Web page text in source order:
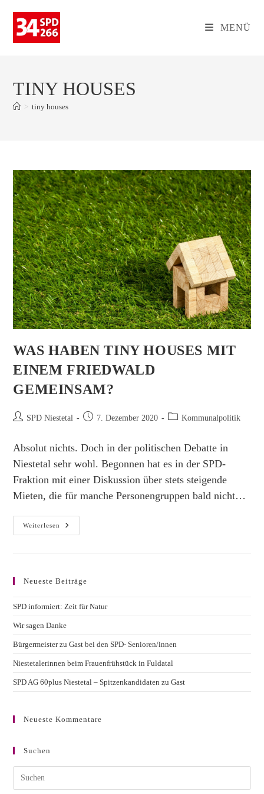
Inhalt
springen
MENÜ
TINY HOUSES
> tiny houses
WAS HABEN TINY HOUSES MIT
EINEM FRIEDWALD
GEMEINSAM?
Beitrags-SPD Niestetal
Beitrag7. Dezember 2020
Beitrags-
Kommunalpolitik
Absolut nichts. Doch in der politischen Debatte in
Niestetal sehr wohl. Begonnen hat es in der SPD-
Fraktion mit einer Diskussion über stets steigende
Mieten, die für manche Personengruppen bald nicht…
Weiterlesen
Was
Haben
Gemeinsam?
Neueste Beiträge
SPD informiert: Zeit für Natur
Wir sagen Danke
Bürgermeister zu Gast bei den SPD- Senioren/innen
Niestetalerinnen beim Frauenfrühstück in Fuldatal
SPD AG 60plus Niestetal – Spitzenkandidaten zu Gast
Neueste Kommentare
Suchen